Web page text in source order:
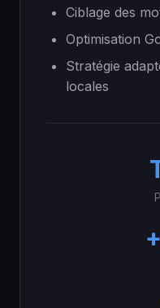
Ciblage des
Optimisation
Stratégie
locales